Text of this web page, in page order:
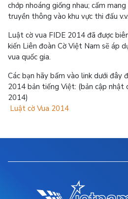
chớp nhoáng giống nhau; cấm
truyền thông vào khu vực thi đấu
Luật cờ vua FIDE 2014 đã được
kiến Liên đoàn Cờ Việt Nam sẽ áp
vua quốc gia.
Các bạn hãy bấm vào link dưới đây
2014 bản tiếng Việt: (bản cập nhật
2014)
Luật cờ Vua 2014